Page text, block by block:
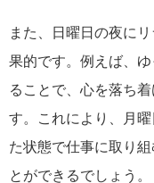
また、日曜日の夜に
果的です。例えば、
ることで、心を落ち
す。これにより、月
た状態で仕事に取り
とができるでしょう。